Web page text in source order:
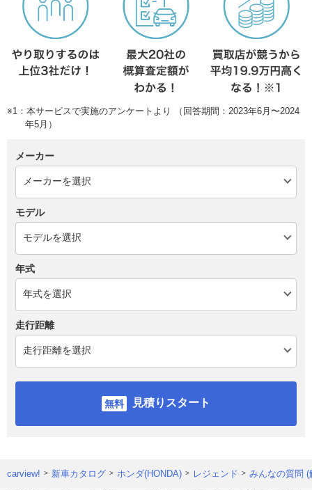
※1：本サービスで実施のアンケートより （回答期間：2023年6月〜2024
年5月）
メーカー
モデル
年式
走行距離
見積りスタート
carview! 新車カタログ ホンダ(HONDA) レジェンド みんなの質問 (